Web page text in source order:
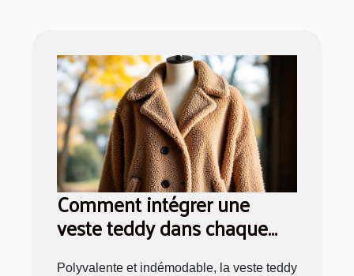
Comment intégrer une
veste teddy dans chaque
Polyvalente et indémodable, la veste teddy